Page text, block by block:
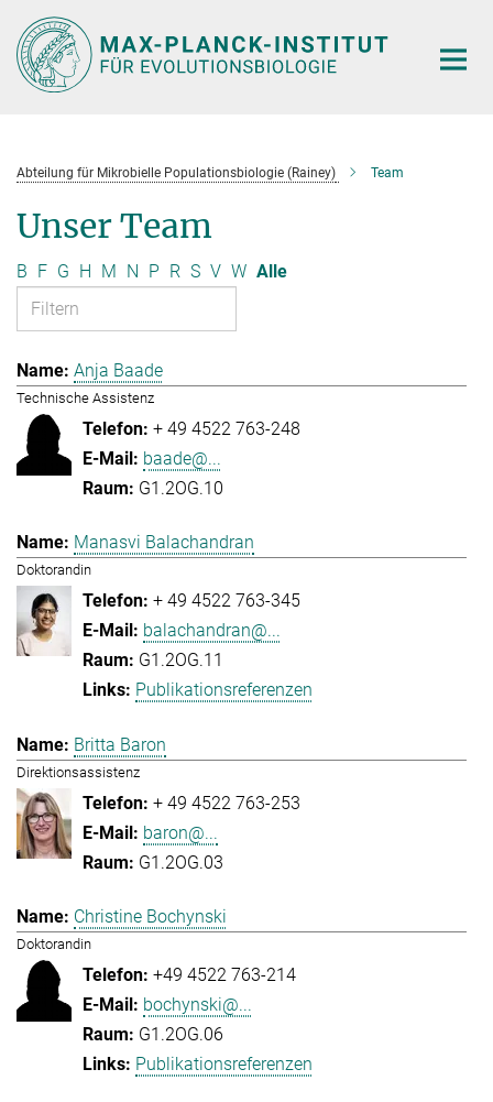
Hauptinhalt
Abteilung für Mikrobielle Populationsbiologie (Rainey) Team
Unser Team
B F G H M N P R S V W Alle
Anja Baade
Technische Assistenz
+ 49 4522 763-248
baade@...
G1.2OG.10
Manasvi Balachandran
Doktorandin
+ 49 4522 763-345
balachandran@...
G1.2OG.11
Publikationsreferenzen
Britta Baron
Direktionsassistenz
+ 49 4522 763-253
baron@...
G1.2OG.03
Christine Bochynski
Doktorandin
+49 4522 763-214
bochynski@...
G1.2OG.06
Publikationsreferenzen